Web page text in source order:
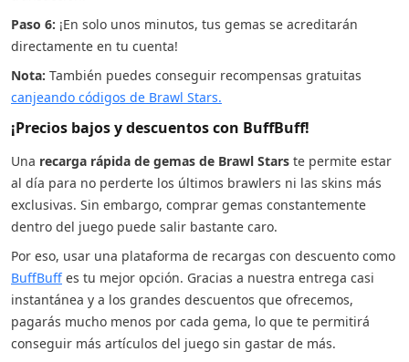
Paso 6: ¡En solo unos minutos, tus gemas se acreditarán
directamente en tu cuenta!
Nota: También puedes conseguir recompensas gratuitas
canjeando códigos de Brawl Stars.
¡Precios bajos y descuentos con BuffBuff!
Una recarga rápida de gemas de Brawl Stars te permite estar
al día para no perderte los últimos brawlers ni las skins más
exclusivas. Sin embargo, comprar gemas constantemente
dentro del juego puede salir bastante caro.
Por eso, usar una plataforma de recargas con descuento como
BuffBuff es tu mejor opción. Gracias a nuestra entrega casi
instantánea y a los grandes descuentos que ofrecemos,
pagarás mucho menos por cada gema, lo que te permitirá
conseguir más artículos del juego sin gastar de más.